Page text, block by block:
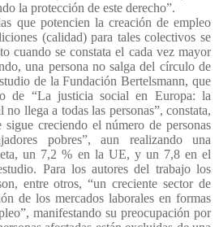
la protección de este derecho”.
que potencien la creación de empleo
(calidad) para tales colectivos se
cuando se constata el cada vez mayor
una persona no salga del círculo de
de la Fundación Bertelsmann, que
de “La justicia social en Europa: la
llega a todas las personas”, constata,
creciendo el número de personas
pobres”, aun realizando una
un 7,2 % en la UE, y un 7,8 en el
Para los autores del trabajo los
entre otros, “un creciente sector de
de los mercados laborales en formas
manifestando su preocupación por